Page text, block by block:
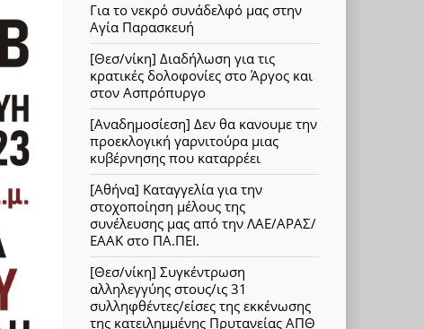
Για το νεκρό συνάδελφό μας στην
Αγία Παρασκευή
[Θεσ/νίκη] Διαδήλωση για τις
κρατικές δολοφονίες στο Άργος και
στον Ασπρόπυργο
[Αναδημοσίεση] Δεν θα κανουμε την
προεκλογική γαρνιτούρα μιας
κυβέρνησης που καταρρέει
[Αθήνα] Καταγγελία για την
στοχοποίηση μέλους της
συνέλευσης μας από την ΛΑΕ/ΑΡΑΣ/
ΕΑΑΚ στο ΠΑ.ΠΕΙ.
[Θεσ/νίκη] Συγκέντρωση
αλληλεγγύης στους/ις 31
συλληφθέντες/είσες της εκκένωσης
της κατειλημμένης Πρυτανείας ΑΠΘ